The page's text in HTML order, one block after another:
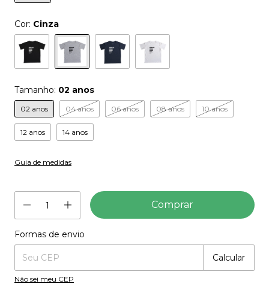
Cor: Cinza
Tamanho: 02 anos
02 anos 04 anos 06 anos 08 anos 10 anos
12 anos 14 anos
Guia de medidas
Entregas para o CEP:
Formas de envio
Calcular
Não sei meu CEP